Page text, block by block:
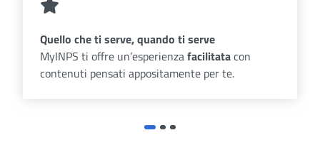
Quello che ti serve, quando ti serve
MyINPS ti offre un’esperienzafacilitatacon
contenuti pensati appositamente per te.